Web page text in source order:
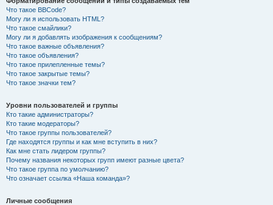
Что такое BBCode?
Могу ли я использовать HTML?
Что такое смайлики?
Могу ли я добавлять изображения к сообщениям?
Что такое важные объявления?
Что такое объявления?
Что такое прилепленные темы?
Что такое закрытые темы?
Что такое значки тем?
Уровни пользователей и группы
Кто такие администраторы?
Кто такие модераторы?
Что такое группы пользователей?
Где находятся группы и как мне вступить в них?
Как мне стать лидером группы?
Почему названия некоторых групп имеют разные цвета?
Что такое группа по умолчанию?
Что означает ссылка «Наша команда»?
Личные сообщения